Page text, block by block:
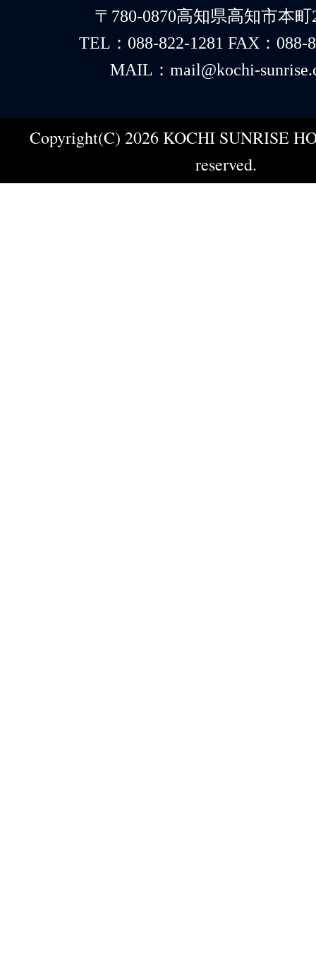
〒780-0870高知県高知市本町
TEL：088-822-1281 FAX：088-
MAIL：mail@kochi-
Copyright(C) 2026 KOCHI SUNRISE
reserved.